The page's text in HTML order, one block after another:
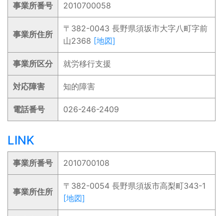
事業所番号 2010700058
事業所住所
〒382-0043 長野県須坂市大字八町字前
山2368 [地図]
事業所区分 就労移行支援
対応障害 知的障害
電話番号 026-246-2409
LINK
事業所番号 2010700108
事業所住所
〒382-0054 長野県須坂市高梨町343-1
[地図]